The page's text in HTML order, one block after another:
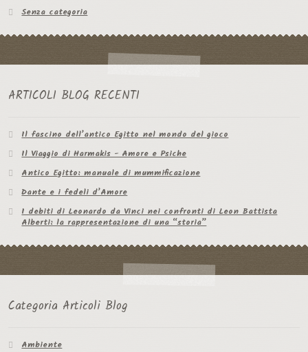
Senza categoria
ARTICOLI BLOG RECENTI
Il fascino dell’antico Egitto nel mondo del gioco
Il Viaggio di Harmakis - Amore e Psiche
Antico Egitto: manuale di mummificazione
Dante e i fedeli d’Amore
I debiti di Leonardo da Vinci nei confronti di Leon Battista
Alberti: la rappresentazione di una “storia”
Categoria Articoli Blog
Ambiente